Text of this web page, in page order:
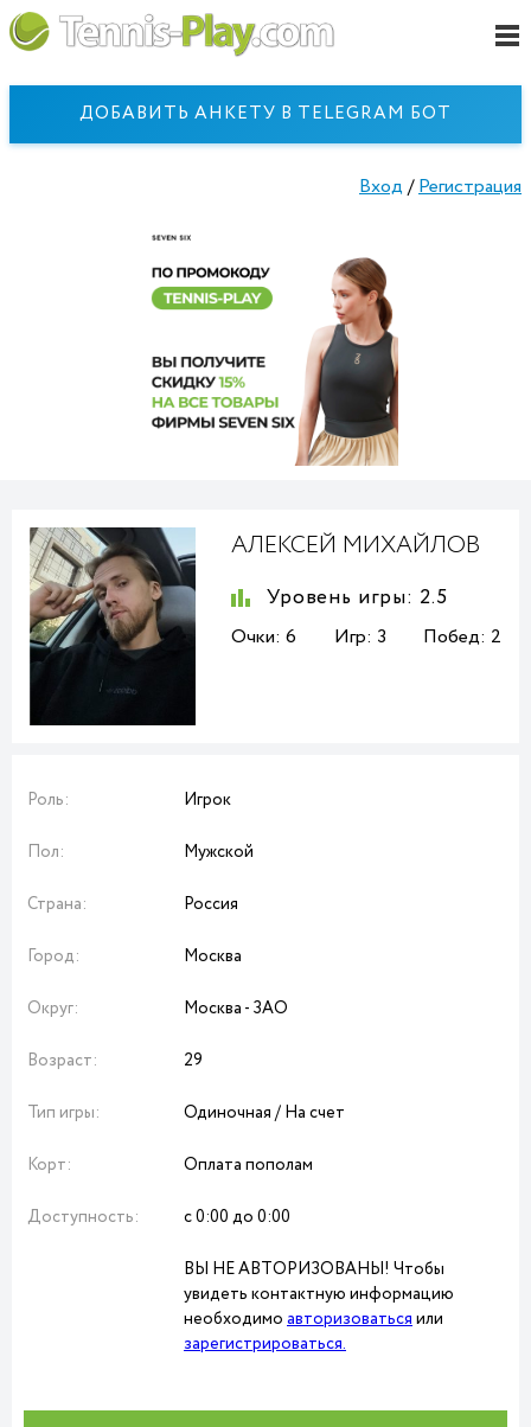
ДОБАВИТЬ АНКЕТУ В TELEGRAM БОТ
Вход /Регистрация
АЛЕКСЕЙ МИХАЙЛОВ
Уровень игры: 2.5
Очки: 6 Игр: 3 Побед: 2
Роль: Игрок
Пол: Мужской
Страна: Россия
Город: Москва
Округ: Москва - ЗАО
Возраст: 29
Тип игры: Одиночная / На счет
Корт: Оплата пополам
Доступность: с 0:00 до 0:00
ВЫ НЕ АВТОРИЗОВАНЫ! Чтобы
увидеть контактную информацию
необходимо авторизоватьсяили
зарегистрироваться.